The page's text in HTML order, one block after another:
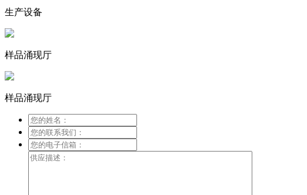
生产设备
样品涌现厅
样品涌现厅